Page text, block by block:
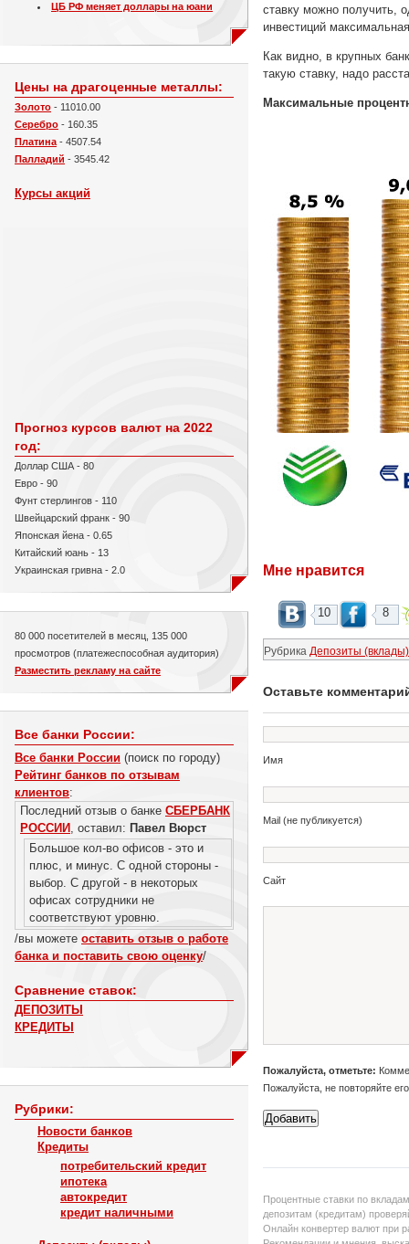
ЦБ РФ меняет доллары на юани
Цены на драгоценные металлы:
Золото - 11010.00
Серебро - 160.35
Платина - 4507.54
Палладий - 3545.42
Курсы акций
Прогноз курсов валют на 2022
год:
Доллар США - 80
Евро - 90
Фунт стерлингов - 110
Швейцарский франк - 90
Японская йена - 0.65
Китайский юань - 13
Украинская гривна - 2.0
80 000 посетителей в месяц, 135 000
просмотров (платежеспособная аудитория)
Разместить рекламу на сайте
Все банки России:
Все банки России (поиск по городу)
Рейтинг банков по отзывам
клиентов:
Последний отзыв о банке СБЕРБАНК
РОССИИ , оставил: Павел Вюрст
Большое кол-во офисов - это и
плюс, и минус. С одной стороны -
выбор. С другой - в некоторых
офисах сотрудники не
соответствуют уровню.
/вы можете оставить отзыв о работе
банка и поставить свою оценку/
Сравнение ставок:
ДЕПОЗИТЫ
КРЕДИТЫ
Рубрики:
Новости банков
Кредиты
потребительский кредит
ипотека
автокредит
кредит наличными
ставку можно получить,
инвестиций
Как видно, в крупных
такую ставку, надо
Максимальные
Мне нравится
10 8
Рубрика Депозиты (вклады)
Оставьте
Имя
Mail (не публикуется)
Сайт
Пожалуйста, отметьте:
Пожалуйста, не повторяйте
Процентные ставки по
депозитам (кредитам)
Онлайн конвертер валют при